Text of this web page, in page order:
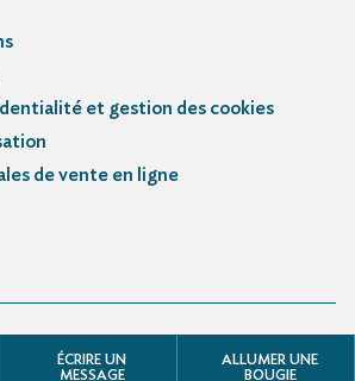
ÉCRIRE UN
MESSAGE
ALLUMER UNE
BOUGIE
et gestion des cookies
de vente en ligne
des avis de décès et obsèques - 3.3.5